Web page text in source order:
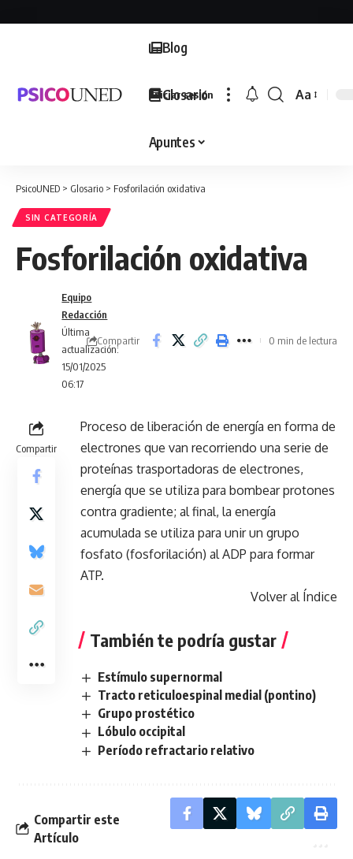
Blog
Glosario
Apuntes
Iniciar sesión
Font
Aa
PsicoUNED > Glosario > Fosforilación oxidativa
SIN CATEGORÍA
Fosforilación oxidativa
Última
actualización:
15/01/2025
06:17
Equipo
Redacción
Compartir 0 min de lectura
Compartir
Proceso de liberación de energía en forma de
electrones que van recorriendo una serie de
proteínas trasportadoras de electrones,
energía que se utiliza para bombear protones
contra gradiente; al final, la energía
acumulada se utiliza para unir un grupo
fosfato (fosforilación) al ADP para formar
ATP.
Volver al Índice
También te podría gustar
Estímulo supernormal
Tracto reticuloespinal medial (pontino)
Grupo prostético
Lóbulo occipital
Período refractario relativo
Compartir este
Artículo